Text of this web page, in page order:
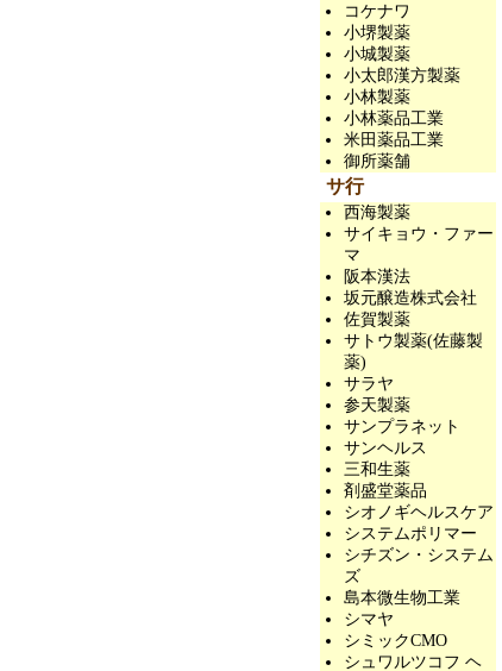
コケナワ
小堺製薬
小城製薬
小太郎漢方製薬
小林製薬
小林薬品工業
米田薬品工業
御所薬舗
サ行
西海製薬
サイキョウ・ファー
マ
阪本漢法
坂元醸造株式会社
佐賀製薬
サトウ製薬(佐藤製
薬)
サラヤ
参天製薬
サンプラネット
サンヘルス
三和生薬
剤盛堂薬品
シオノギヘルスケア
システムポリマー
シチズン・システム
ズ
島本微生物工業
シマヤ
シミックCMO
シュワルツコフ ヘ